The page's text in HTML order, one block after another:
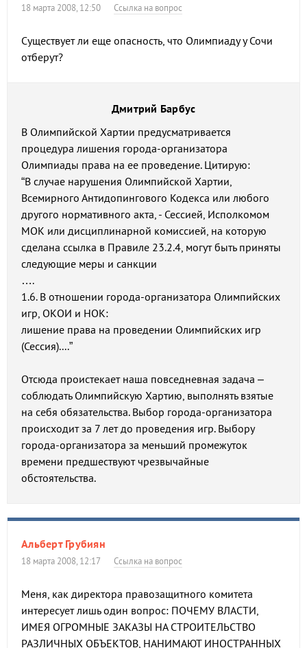
18 марта 2008, 12:50 Ссылка на вопрос
Существует ли еще опасность, что Олимпиаду у Сочи
отберут?
Дмитрий Барбус
В Олимпийской Хартии предусматривается
процедура лишения города-организатора
Олимпиады права на ее проведение. Цитирую:
“В случае нарушения Олимпийской Хартии,
Всемирного Антидопингового Кодекса или любого
другого нормативного акта, - Сессией, Исполкомом
МОК или дисциплинарной комиссией, на которую
сделана ссылка в Правиле 23.2.4, могут быть приняты
следующие меры и санкции
….
1.6. В отношении города-организатора Олимпийских
игр, ОКОИ и НОК:
лишение права на проведении Олимпийских игр
(Сессия)....”
Отсюда проистекает наша повседневная задача –
соблюдать Олимпийскую Хартию, выполнять взятые
на себя обязательства. Выбор города-организатора
происходит за 7 лет до проведения игр. Выбору
города-организатора за меньший промежуток
времени предшествуют чрезвычайные
обстоятельства.
Альберт Грубиян
18 марта 2008, 12:17 Ссылка на вопрос
Меня, как директора правозащитного комитета
интересует лишь один вопрос: ПОЧЕМУ ВЛАСТИ,
ИМЕЯ ОГРОМНЫЕ ЗАКАЗЫ НА СТРОИТЕЛЬСТВО
РАЗЛИЧНЫХ ОБЪЕКТОВ, НАНИМАЮТ ИНОСТРАННЫХ